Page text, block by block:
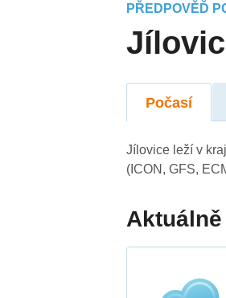
PŘEDPOVĚĎ
Počasí
Jílovice leží v
(ICON, GFS,
Aktuálně